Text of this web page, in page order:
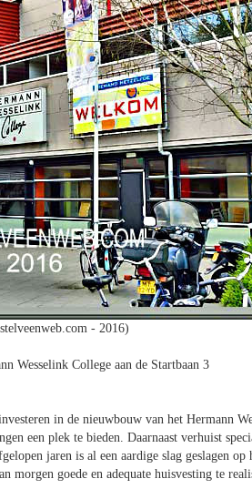
- 2016)
Wesselink College aan de Startbaan 3
in de nieuwbouw van het Hermann
een plek te bieden. Daarnaast verhuist
jaren is al een aardige slag geslagen op
goede en adequate huisvesting te